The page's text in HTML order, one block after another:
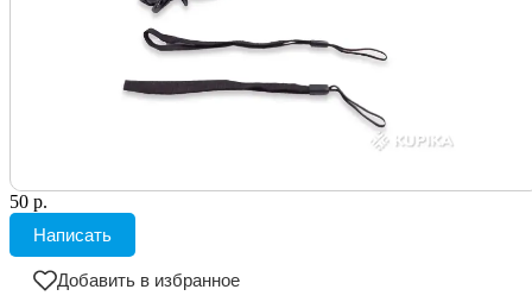
50 р.
Написать
Добавить в избранное